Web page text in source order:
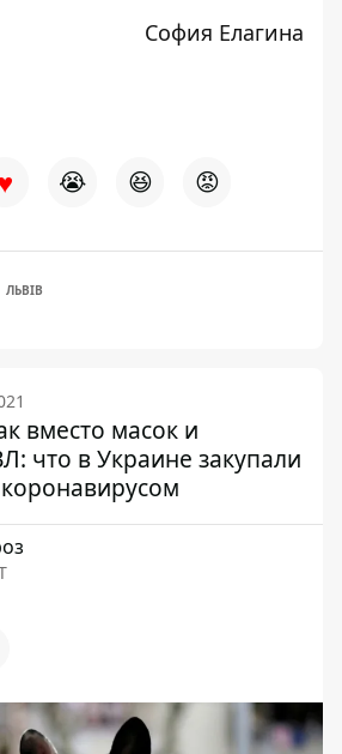
София Елагина
😭 😆 😡
ЛЬВІВ
вместо масок и
что в Украине закупали